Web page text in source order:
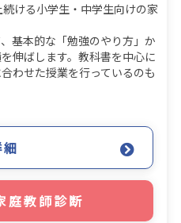
ける小学生・中学生向けの家
基本的な「勉強のやり方」か
伸ばします。教科書を中心に
わせた授業を行っているのも
庭教師診断